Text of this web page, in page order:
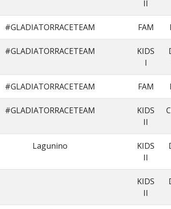
II
#GLADIATORRACETEAM FAM
#GLADIATORRACETEAM
KIDS
I
#GLADIATORRACETEAM FAM
#GLADIATORRACETEAM
KIDS
II
Lagunino
KIDS
II
KIDS
II